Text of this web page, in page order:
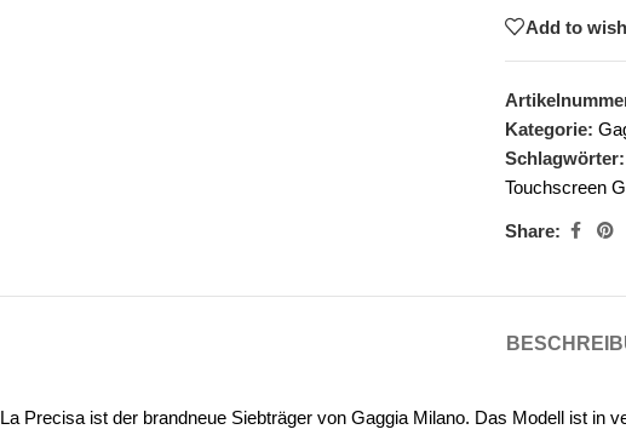
Add to
Kategorie:
Schlagwörter:
Touchscreen
Share:
La Precisa ist der brandneue Siebträger von Gaggia Milano. Das Modell ist in